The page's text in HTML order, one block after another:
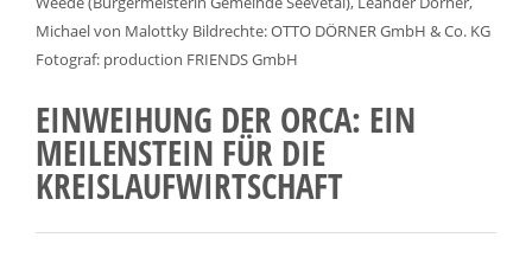
Michael von Malottky Bildrechte: OTTO DÖRNER GmbH & Co. KG
Fotograf: production FRIENDS GmbH
EINWEIHUNG DER ORCA: EIN
MEILENSTEIN FÜR DIE
KREISLAUFWIRTSCHAFT